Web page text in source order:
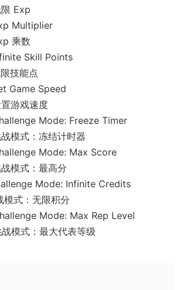
Exp
Multiplier
乘数
Skill Points
技能点
Game Speed
游戏速度
Mode: Freeze Timer
模式：冻结计时器
Mode: Max Score
模式：最高分
Mode: Infinite Credits
式：无限积分
Mode: Max Rep Level
模式：最大代表等级